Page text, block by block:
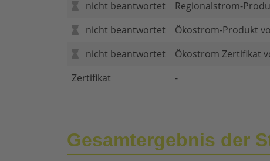
nicht beantwortet
Regionalstrom-
nicht beantwortet
Ökostrom-Produkt
nicht beantwortet
Ökostrom Zertifikat
Zertifikat
-
Gesamtergebnis der